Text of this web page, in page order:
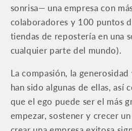
sonrisa— una empresa con
colaboradores y 100 puntos
tiendas de repostería en una
cualquier parte del mundo).
La compasión, la
han sido algunas de ellas, así
que el ego puede ser el más
empezar, sostener y crecer